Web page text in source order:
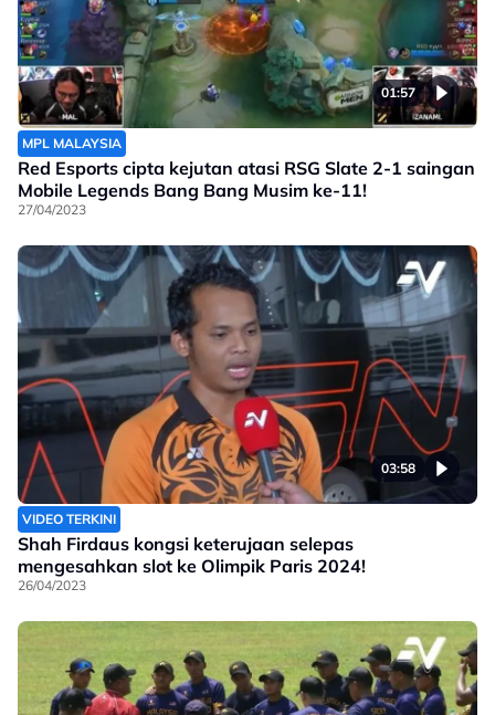
01:57
MPL MALAYSIA
Red Esports cipta kejutan atasi RSG Slate 2-1 saingan
Mobile Legends Bang Bang Musim ke-11!
27/04/2023
03:58
VIDEO TERKINI
Shah Firdaus kongsi keterujaan selepas
mengesahkan slot ke Olimpik Paris 2024!
26/04/2023